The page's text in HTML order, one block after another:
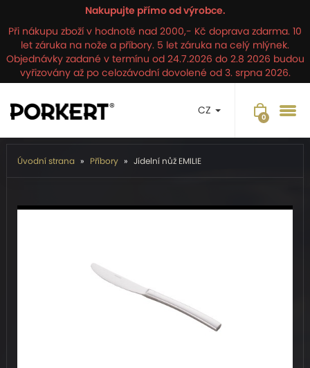
Nakupujte přímo od výrobce.
Při nákupu zboží v hodnotě nad 2000,- Kč doprava zdarma. 10
let záruka na nože a příbory. 5 let záruka na celý mlýnek.
Objednávky zadané v termínu od 24.7.2026 do 2.8 2026 budou
vyřizovány až po celozávodní dovolené od 3. srpna 2026.
CZ
Úvodní strana Příbory Jídelní nůž EMILIE